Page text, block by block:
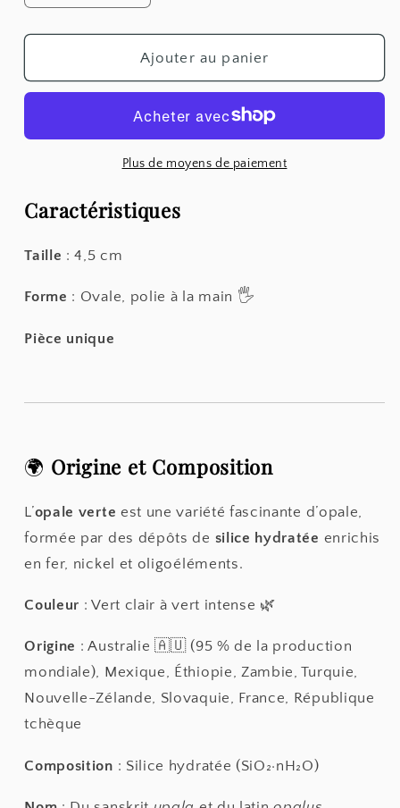
la
quantité
Opale
Galet
la
quantité
de
Opale
-
Galet
Ajouter au panier
Plus de moyens de paiement
Caractéristiques
Taille : 4,5 cm
Forme : Ovale, polie à la main 🖐️
Pièce unique
🌍 Origine et Composition
L’opale verte est une variété fascinante d’opale,
formée par des dépôts de silice hydratée enrichis
en fer, nickel et oligoéléments.
Couleur : Vert clair à vert intense 🌿
Origine : Australie 🇦🇺 (95 % de la production
mondiale), Mexique, Éthiopie, Zambie, Turquie,
Nouvelle-Zélande, Slovaquie, France, République
tchèque
Composition : Silice hydratée (SiO₂·nH₂O)